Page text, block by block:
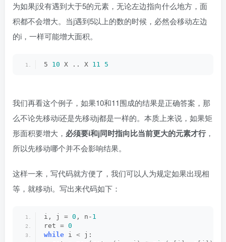
为如果j没有遇到大于5的元素，无论左边指向什么地方，面
积都不会增大。当j遇到5以上的数的时候，必然会移动左边
的i，一样可能增大面积。
5 10 X .. X 11 5
我们再看这个例子，如果10和11围成的结果是正确答案，那
么不论先移动i还是先移动j都是一样的。本质上来说，如果矩
形面积要增大， 必须要i和j同时指向比当前更大的元素才行，
所以先移动哪个并不会影响结果。
这样一来，写代码就方便了，我们可以人为规定如果出现相
等，就移动i。写出来代码如下：
i, j = 0 , n- 1
ret = 0
while i < j: